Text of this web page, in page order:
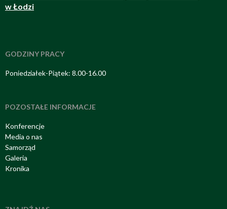
w Łodzi
GODZINY PRACY
Poniedziałek-Piątek: 8.00-16.00
POZOSTAŁE INFORMACJE
Konferencje
Media o nas
Samorząd
Galeria
Kronika